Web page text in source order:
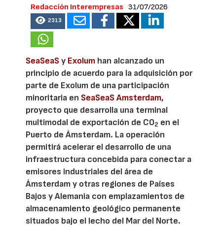
Redacción Interempresas 31/07/2026
2313
SeaSeaSy Exolum han alcanzado un
principio de acuerdo para la adquisición por
parte de Exolum de una participación
minoritaria en SeaSeaS Amsterdam,
proyecto que desarrolla una terminal
multimodal de exportación de CO2 en el
Puerto de Ámsterdam. La operación
permitirá acelerar el desarrollo de una
infraestructura concebida para conectar a
emisores industriales del área de
Ámsterdam y otras regiones de Países
Bajos y Alemania con emplazamientos de
almacenamiento geológico permanente
situados bajo el lecho del Mar del Norte.